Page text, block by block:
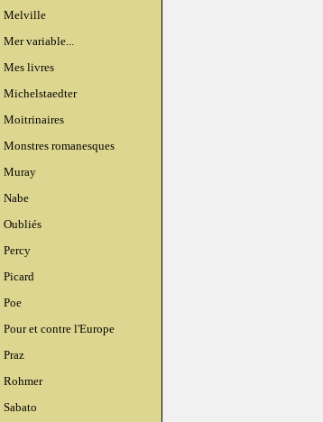
Melville
Mer variable...
Mes livres
Michelstaedter
Moitrinaires
Monstres romanesques
Muray
Nabe
Oubliés
Percy
Picard
Poe
Pour et contre l'Europe
Praz
Rohmer
Sabato